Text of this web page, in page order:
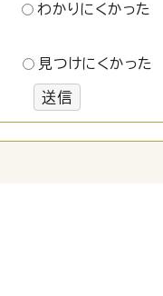
わかりにくかった
見つけにくかった
送信